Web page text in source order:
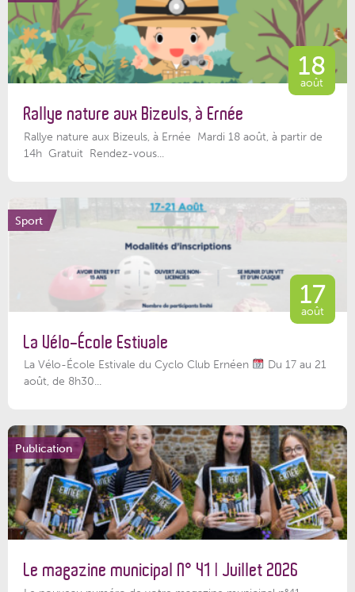
18
août
Rallye nature aux Bizeuls, à Ernée
Rallye nature aux Bizeuls, à Ernée Mardi 18 août, à partir de
14h Gratuit Rendez-vous...
Sport
17
août
La Vélo-École Estivale
La Vélo-École Estivale du Cyclo Club Ernéen
Du 17 au 21
août, de 8h30...
Publication
Le magazine municipal N° 41 | Juillet 2026